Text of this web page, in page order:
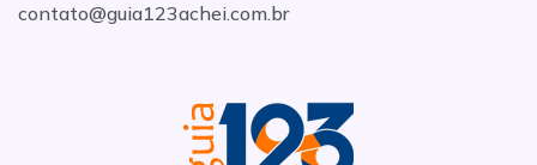
contato@guia123achei.com.br